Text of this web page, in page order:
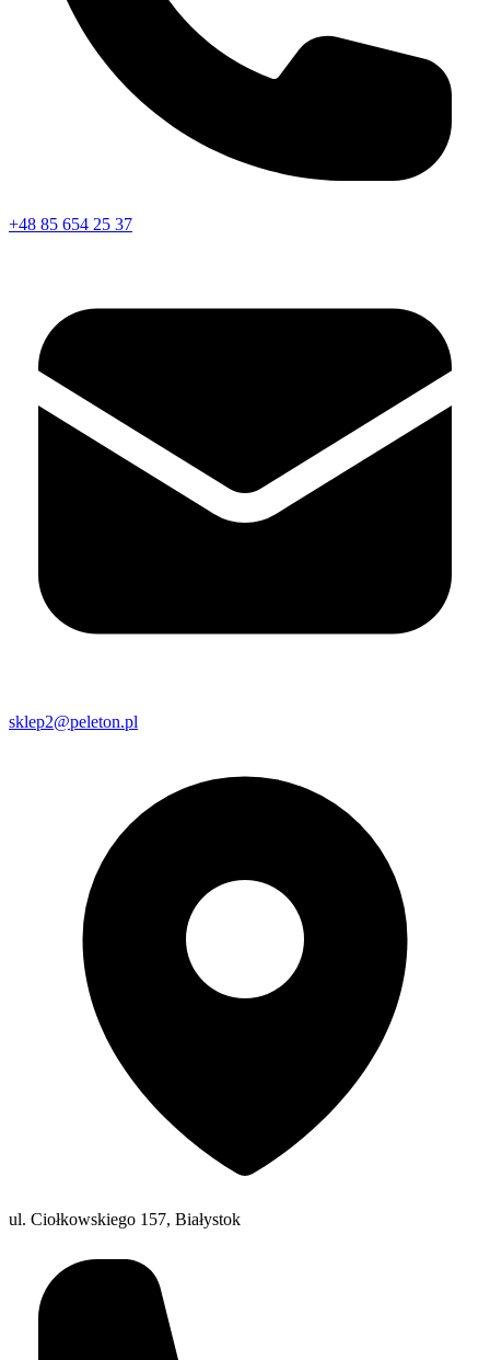
+48 85 654 25 37
sklep2@peleton.pl
ul. Ciołkowskiego 157, Białystok